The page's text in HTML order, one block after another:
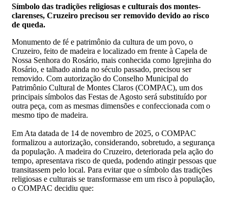
Símbolo das tradições religiosas e culturais dos montes-
clarenses, Cruzeiro precisou ser removido devido ao risco
de queda.
Monumento de fé e patrimônio da cultura de um povo, o
Cruzeiro, feito de madeira e localizado em frente à Capela de
Nossa Senhora do Rosário, mais conhecida como Igrejinha do
Rosário, e talhado ainda no século passado, precisou ser
removido. Com autorização do Conselho Municipal do
Patrimônio Cultural de Montes Claros (COMPAC), um dos
principais símbolos das Festas de Agosto será substituído por
outra peça, com as mesmas dimensões e confeccionada com o
mesmo tipo de madeira.
Em Ata datada de 14 de novembro de 2025, o COMPAC
formalizou a autorização, considerando, sobretudo, a segurança
da população. A madeira do Cruzeiro, deteriorada pela ação do
tempo, apresentava risco de queda, podendo atingir pessoas que
transitassem pelo local. Para evitar que o símbolo das tradições
religiosas e culturais se transformasse em um risco à população,
o COMPAC decidiu que: